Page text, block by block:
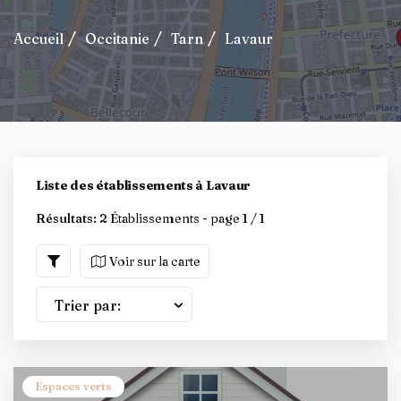
Accueil Occitanie Tarn Lavaur
Liste des établissements à Lavaur
Résultats: 2 Établissements - page 1 / 1
Voir sur la carte
Trier par:
Espaces verts